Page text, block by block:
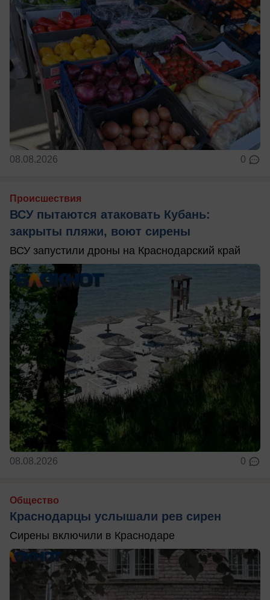
08.08.2026 0
Происшествия
ВСУ пытаются атаковать Кубань:
закрыты пляжи, воют сирены
ВСУ запустили дроны на Краснодарский край
08.08.2026 0
Общество
Краснодарцы услышали рев сирен
Сирены включили в Краснодаре